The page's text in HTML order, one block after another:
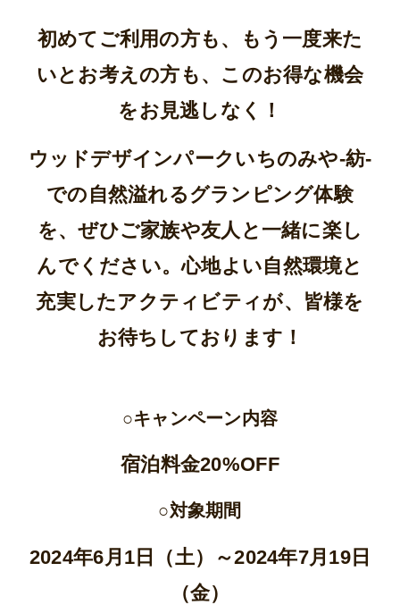
初めてご利用の方も、もう一度来た
いとお考えの方も、このお得な機会
をお見逃しなく！
ウッドデザインパークいちのみや-紡-
での自然溢れるグランピング体験
を、ぜひご家族や友人と一緒に楽し
んでください。心地よい自然環境と
充実したアクティビティが、皆様を
お待ちしております！
○キャンペーン内容
宿泊料金20%OFF
○対象期間
2024年6月1日（土）～2024年7月19日
（金）